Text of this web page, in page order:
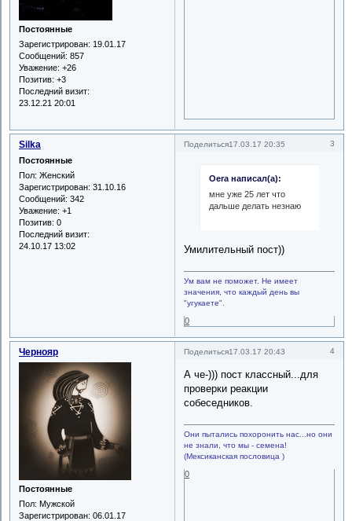
Постоянные
Зарегистрирован: 19.01.17
Сообщений: 857
Уважение: +26
Позитив: +3
Последний визит:
23.12.21 20:01
Поделиться 3
17.03.17 20:35
Silka
Постоянные
Пол: Женский
Зарегистрирован: 31.10.16
Сообщений: 342
Уважение: +1
Позитив: 0
Последний визит:
24.10.17 13:02
Oera написал(а):
мне уже 25 лет что
дальше делать незнаю
Умилительный пост))
Ум вам не поможет. Не имеет
значения, что каждый день вы
"угукаете".
0
Поделиться 4
17.03.17 20:43
Чернояр
Постоянные
Пол: Мужской
Зарегистрирован: 06.01.17
А че-))) пост классный...для
проверки реакции
собеседников.
Они пытались похоронить нас...но они
не знали, что мы - семена!
(Мексиканская пословица )
0